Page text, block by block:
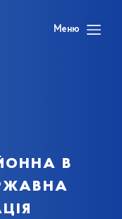
Меню
в